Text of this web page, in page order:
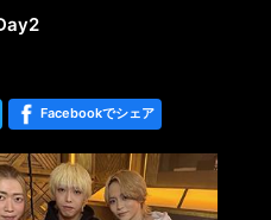
Facebookでシェア